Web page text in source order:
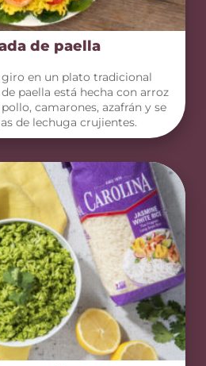
de paella
en un plato tradicional
paella está hecha con arroz
camarones, azafrán y se
de lechuga crujientes.